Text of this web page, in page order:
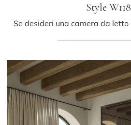
Style W118